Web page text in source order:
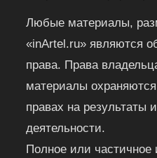
Любые материалы,
«inArtel.ru» являются
права. Права
материалы
правах на результаты
деятельности.
Полное или частичное